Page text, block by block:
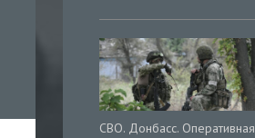
СВО. Донбасс. Оперативная